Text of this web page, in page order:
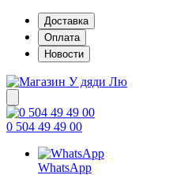
Доставка
Оплата
Новости
0 504 49 49 00
WhatsApp